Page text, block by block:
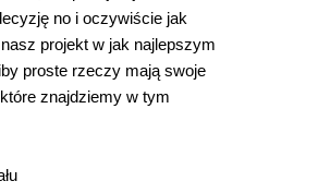
no i oczywiście jak
projekt w jak najlepszym
proste rzeczy mają swoje
które znajdziemy w tym